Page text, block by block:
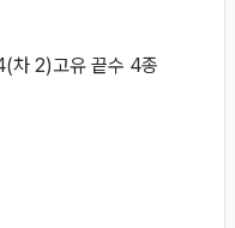
차 2)고유 끝수 4종